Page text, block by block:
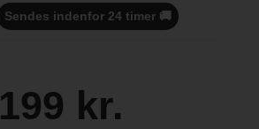
Sendes indenfor 24 timer 🚚
199 kr.